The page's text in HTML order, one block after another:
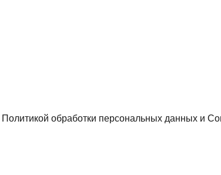
Политикой обработки персональных данных и